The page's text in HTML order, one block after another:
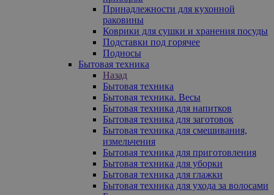
Принадлежности для кухонной
раковины
Коврики для сушки и хранения посуды
Подставки под горячее
Подносы
Бытовая техника
Назад
Бытовая техника
Бытовая техника. Весы
Бытовая техника для напитков
Бытовая техника для заготовок
Бытовая техника для смешивания,
измельчения
Бытовая техника для приготовления
Бытовая техника для уборки
Бытовая техника для глажки
Бытовая техника для ухода за волосами